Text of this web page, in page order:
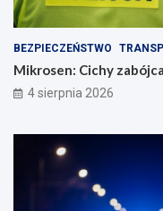
BEZPIECZEŃSTWO
Mikrosen: Cichy
4 sierpnia 2026